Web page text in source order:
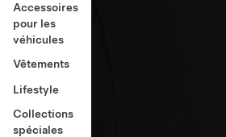
Accessoires
pour les
véhicules
Vêtements
Lifestyle
Collections
spéciales